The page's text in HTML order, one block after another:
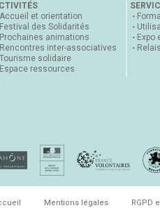
Accueil et orientation
Festival des Solidarités
Prochaines animations
Rencontres inter-associatives
Tourisme solidaire
Espace ressources
Expo
Mentions légales RGPD